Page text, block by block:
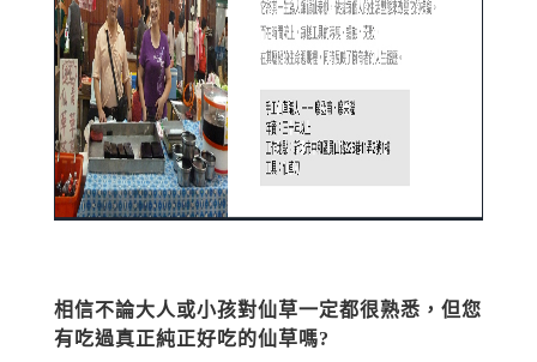
相信不論大人或小孩對仙草一定都很熟悉，但您
有吃過真正純正好吃的仙草嗎?